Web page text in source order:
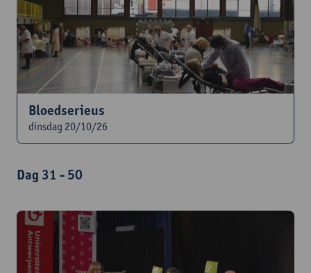
Bloedserieus
dinsdag 20/10/26
Dag 31 - 50